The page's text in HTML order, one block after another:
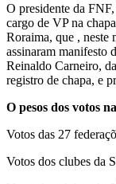
O presidente da
cargo de VP na
Roraima, que , neste
assinaram manifesto
Reinaldo Carneiro,
registro de chapa, e
O pesos dos votos
Votos das 27
Votos dos clubes da